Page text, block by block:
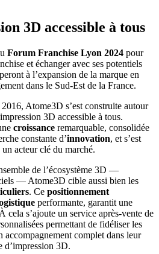
3D accessible à tous
Forum Franchise Lyon 2024 pour
et échanger avec ses potentiels
à l’expansion de la marque en
dans le Sud-Est de la France.
Atome3D s’est construite autour
3D accessible à tous.
croissance remarquable, consolidée
constante d’innovation, et s’est
acteur clé du marché.
de l’écosystème 3D —
— Atome3D cible aussi bien les
. Ce positionnement
performante, garantit une
cela s’ajoute un service après-vente de
permettant de fidéliser les
complet dans leur
d’impression 3D.